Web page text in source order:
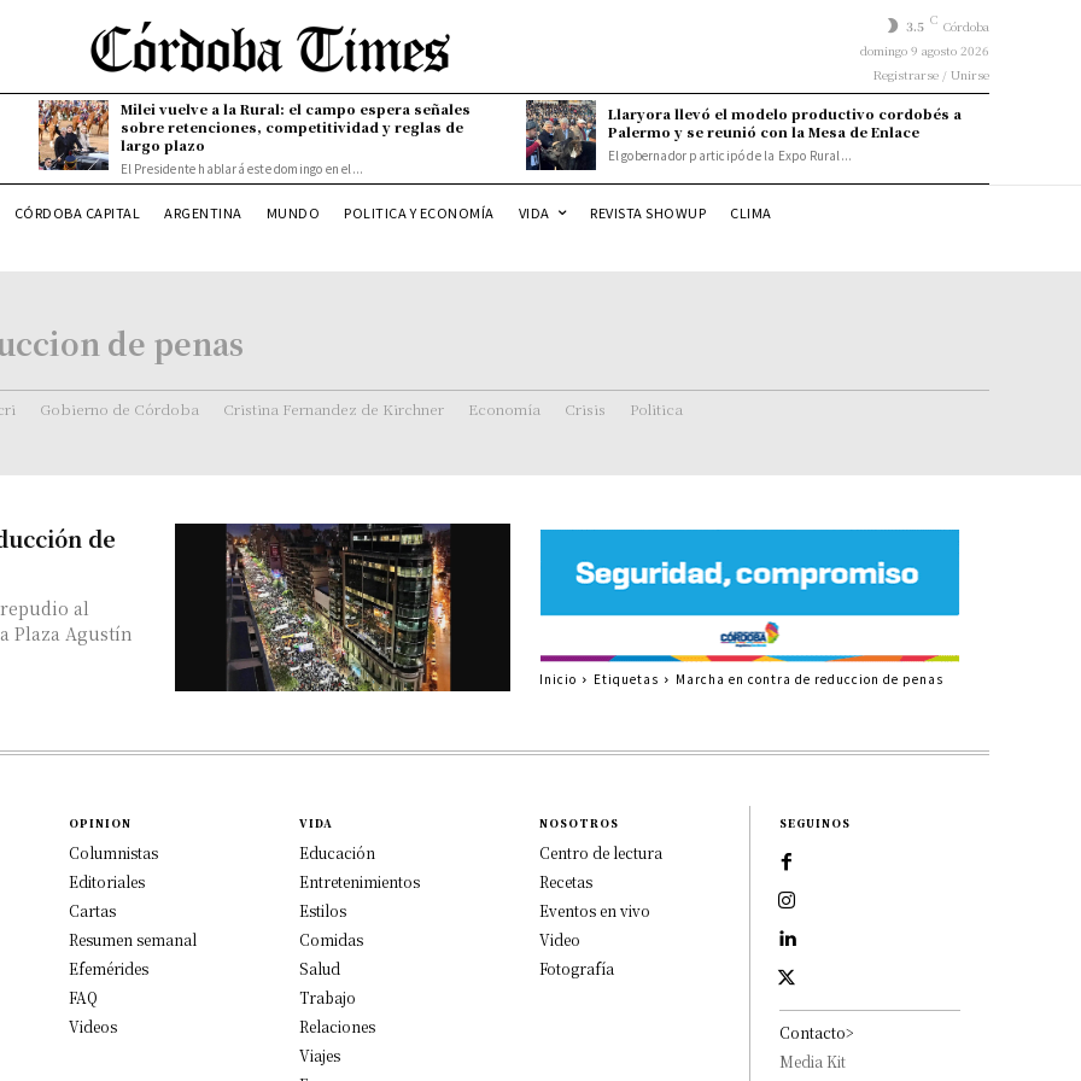
3.5 C Córdoba
domingo 9 agosto 2026
Registrarse / Unirse
Milei vuelve a la Rural: el campo espera señales
sobre retenciones, competitividad y reglas de
largo plazo
El Presidente hablará este domingo en el...
Llaryora llevó el modelo productivo cordobés a
Palermo y se reunió con la Mesa de Enlace
El gobernador participó de la Expo Rural...
CÓRDOBA CAPITAL ARGENTINA MUNDO POLITICA Y ECONOMÍA VIDA REVISTA SHOWUP CLIMA
de penas
Gobierno de Córdoba Cristina Fernandez de Kirchner Economía Crisis Politica
de
al
Plaza Agustín
Inicio Etiquetas Marcha en contra de reduccion de penas
OPINION
Columnistas
Editoriales
Cartas
Resumen semanal
Efemérides
FAQ
Videos
VIDA
Educación
Entretenimientos
Estilos
Comidas
Salud
Trabajo
Relaciones
Viajes
NOSOTROS
Centro de lectura
Recetas
Eventos en vivo
Video
Fotografía
SEGUINOS
Contacto>
Media Kit